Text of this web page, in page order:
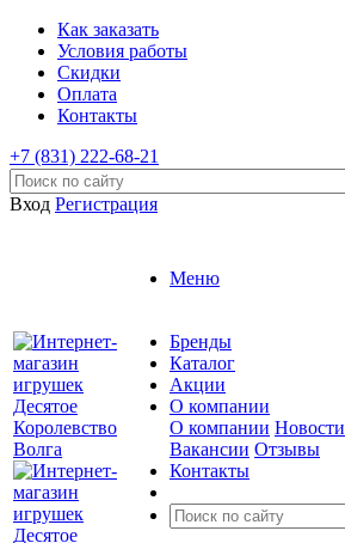
Как заказать
Условия работы
Скидки
Оплата
Контакты
+7 (831) 222-68-21
Вход Регистрация
Меню
Бренды
Каталог
Акции
О компании
О компании Новости
Вакансии Отзывы
Контакты